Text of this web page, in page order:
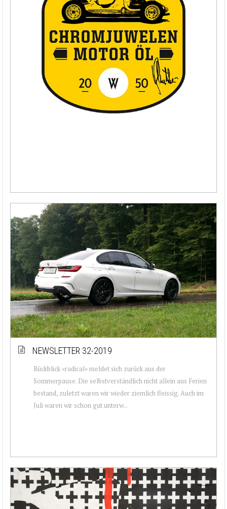
NEWSLETTER 32-2019
Rückblick «radical» meldet sich zurück aus der
Sommerpause. Die selbstverständlich nicht allein aus Ferien
bestand, zuletzt waren wir wieder ziemlich fleissig. Auch im
Juli waren wir schon gut unterw...